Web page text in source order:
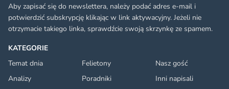
KATEGORIE
Temat dnia
Felietony
Nasz gość
Analizy
Poradniki
Inni napisali
Aby zapisać się do newslettera, należy podać adres e-mail i
potwierdzić subskrypcję klikając w link aktywacyjny. Jeżeli nie
otrzymacie takiego linka, sprawdźcie swoją skrzynkę ze spamem.